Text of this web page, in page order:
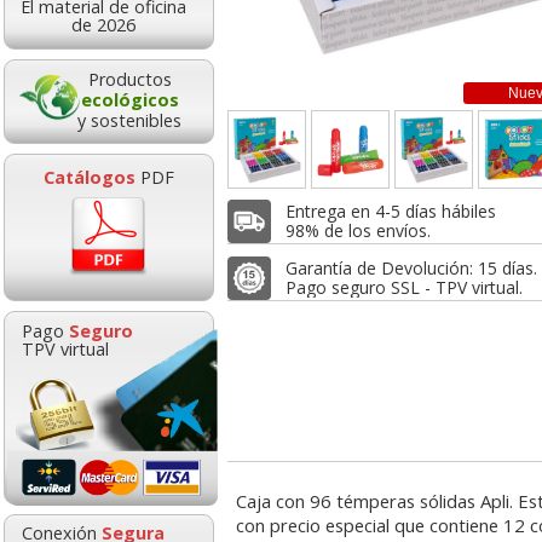
El material de oficina
de 2026
Productos
ecológicos
y sostenibles
Catálogos PDF
Pago Seguro
TPV virtual
Conexión Segura
Entrega en 4-5 días hábiles
98% de los envíos.
Garantía de Devolución: 15 días.
Pago seguro SSL - TPV virtual.
Caja con 96 témperas sólidas Apli.
con precio especial que contiene 12
€
10,59 con Iva desde:
Tempera Solida pack 6
colores Metalizados
Playcolor instant
desde:
moldeable maleable
para carboncillo o
0,89
N9K05AE